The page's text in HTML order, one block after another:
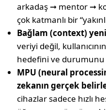
arkadaş ➞ mentor ➞
çok katmanlı bir
Bağlam (context)
veriyi değil,
hedefini ve durumunu
MPU (neural
zekanın gerçek
cihazlar sadece hızlı